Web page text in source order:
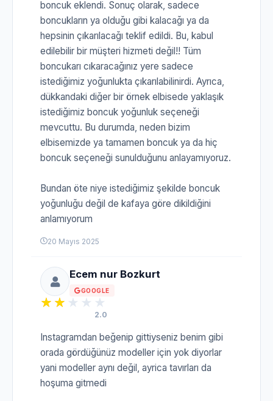
boncuk eklendi. Sonuç olarak, sadece
boncukların ya olduğu gibi kalacağı ya da
hepsinin çıkarılacağı teklif edildi. Bu, kabul
edilebilir bir müşteri hizmeti değil!! Tüm
boncukarı cıkaracağınız yere sadece
istediğimiz yoğunlukta çıkarılabilinirdi. Ayrıca,
dükkandaki diğer bir örnek elbisede yaklaşık
istediğimiz boncuk yoğunluk seçeneği
mevcuttu. Bu durumda, neden bizim
elbisemizde ya tamamen boncuk ya da hiç
boncuk seçeneği sunulduğunu anlayamıyoruz.
Bundan öte niye istediğimiz şekilde boncuk
yoğunluğu değil de kafaya göre dikildiğini
anlamıyorum
20 Mayıs 2025
Ecem nur Bozkurt
GOOGLE
2.0
Instagramdan beğenip gittiyseniz benim gibi
orada gördüğünüz modeller için yok diyorlar
yani modeller aynı değil, ayrica tavırları da
hoşuma gitmedi